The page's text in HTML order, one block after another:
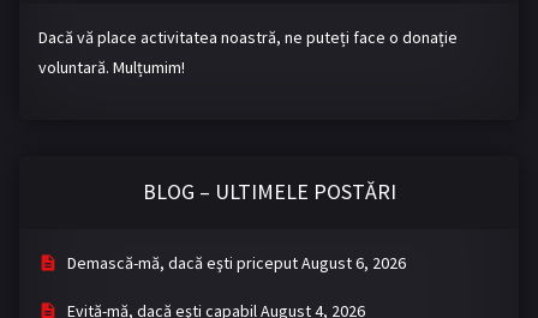
BLOG
RECOMANDĂRI PROIECTE
ALĂTURĂ-TE
Înregistrează-te Autentificare
Dacă vă place activitatea noastră, ne puteți face o donație
voluntară. Mulțumim!
BLOG – ULTIMELE POSTĂRI
Demască-mă, dacă eşti priceputAugust 6, 2026
Evită-mă, dacă eşti capabilAugust 4, 2026